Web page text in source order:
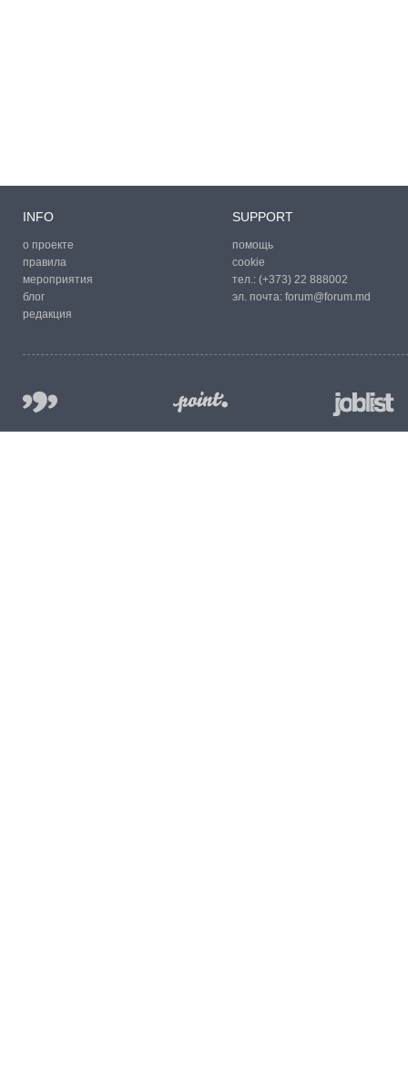
INFO
о проекте
правила
мероприятия
блог
редакция
SUPPORT
помощь
cookie
тел.: (+373) 22 888002
эл. почта: forum@forum.md